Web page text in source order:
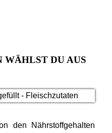
WÄHLST DU AUS
den Nährstoffgehalten